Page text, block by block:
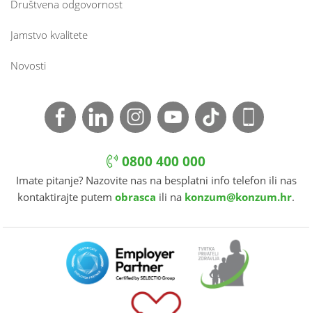
Društvena odgovornost
Jamstvo kvalitete
Novosti
0800 400 000
Imate pitanje? Nazovite nas na besplatni info telefon ili nas
kontaktirajte putem obrasca ili na konzum@konzum.hr.